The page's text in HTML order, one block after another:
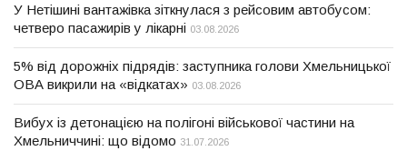
У Нетішині вантажівка зіткнулася з рейсовим автобусом:
четверо пасажирів у лікарні 03.08.2026
5% від дорожніх підрядів: заступника голови Хмельницької
ОВА викрили на «відкатах» 03.08.2026
Вибух із детонацією на полігоні військової частини на
Хмельниччині: що відомо 31.07.2026